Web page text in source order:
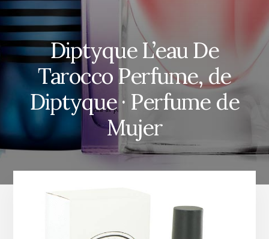
Diptyque L’eau De
Tarocco Perfume, de
Diptyque · Perfume de
Mujer